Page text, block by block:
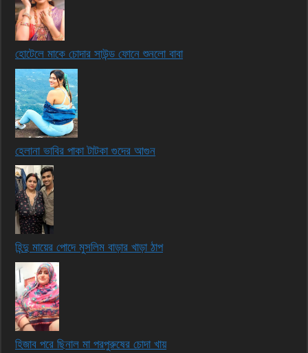
হোটেলে মাকে চোদার সাউন্ড ফোনে শুনলো বাবা
হেলানা ভাবির পাকা টাটকা গুদের আগুন
হিন্দু মায়ের পোদে মুসলিম বাড়ার খাড়া ঠাপ
হিজাব পরে ছিনাল মা পরপুরুষের চোদা খায়